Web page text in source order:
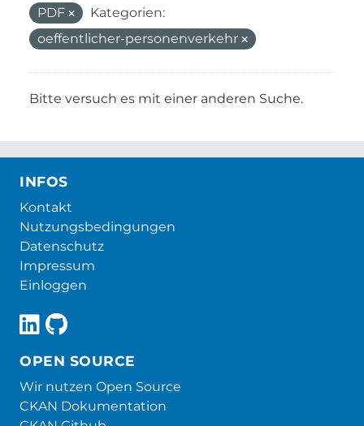
PDF
Kategorien:
oeffentlicher-personenverkehr
Bitte versuch es mit einer anderen Suche.
INFOS
Kontakt
Nutzungsbedingungen
Datenschutz
Impressum
Einloggen
OPEN SOURCE
Wir nutzen Open Source
CKAN Dokumentation